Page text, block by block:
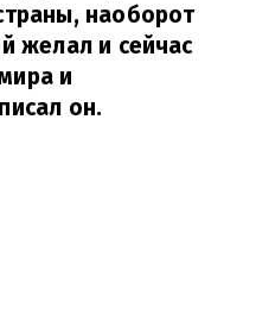
наоборот
желал и сейчас
и
он.